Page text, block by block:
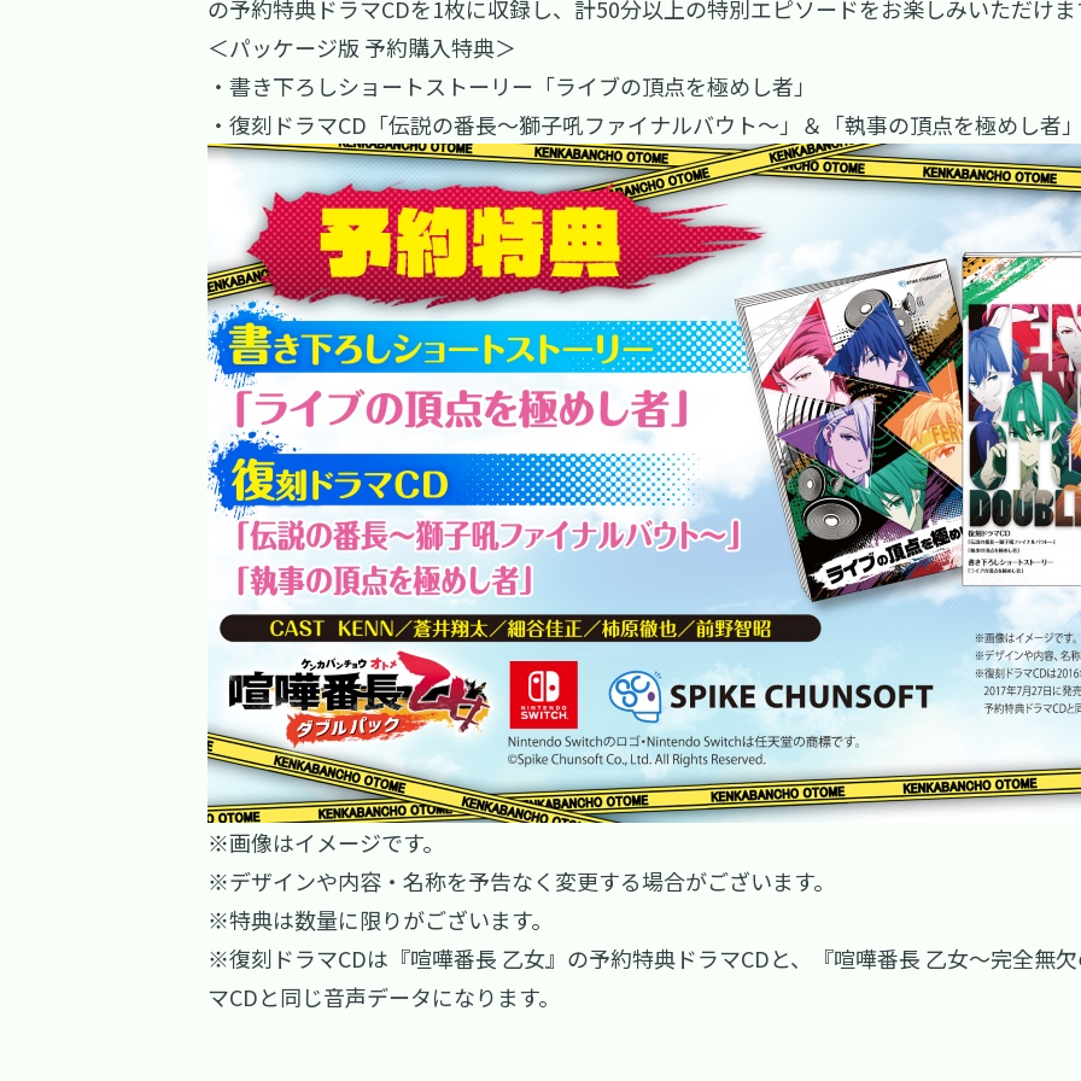
の予約特典ドラマCDを1枚に収録し、計50分以上の特別エピソードをお楽しみいただけま
＜パッケージ版 予約購入特典＞
・書き下ろしショートストーリー「ライブの頂点を極めし者」
・復刻ドラマCD「伝説の番長～獅子吼ファイナルバウト～」＆「執事の頂点を極めし者
※画像はイメージです。
※デザインや内容・名称を予告なく変更する場合がございます。
※特典は数量に限りがございます。
※復刻ドラマCDは『喧嘩番長 乙女』の予約特典ドラマCDと、『喧嘩番長 乙女～完全無
マCDと同じ音声データになります。